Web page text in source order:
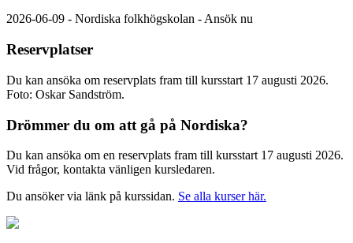
2026-06-09 - Nordiska folkhögskolan - Ansök nu
Reservplatser
Du kan ansöka om reservplats fram till kursstart 17 augusti 2026.
Foto: Oskar Sandström.
Drömmer du om att gå på Nordiska?
Du kan ansöka om en reservplats fram till kursstart 17 augusti 2026.
Vid frågor, kontakta vänligen kursledaren.
Du ansöker via länk på kurssidan. Se alla kurser här.